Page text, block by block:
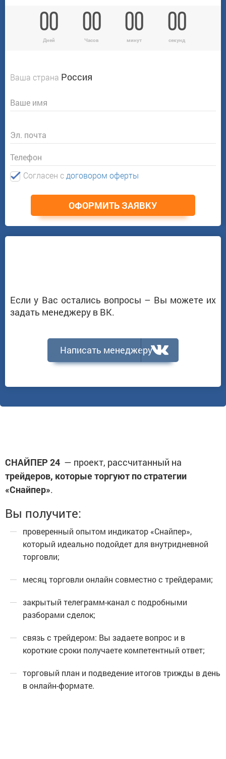
00
Дней
00
Часов
00
минут
00
секунд
Ваша страна
Ваше имя
Эл. почта
Телефон
Согласен c договором оферты
ОФОРМИТЬ ЗАЯВКУ
Если у Вас остались вопросы – Вы можете их
задать менеджеру в ВК.
Написать менеджеру
СНАЙПЕР 24 — проект, рассчитанный на
трейдеров, которые торгуют по стратегии
«Снайпер».
Вы получите:
проверенный опытом индикатор «Снайпер»,
который идеально подойдет для внутридневной
торговли;
месяц торговли онлайн совместно с трейдерами;
закрытый телеграмм-канал с подробными
разборами сделок;
связь с трейдером: Вы задаете вопрос и в
короткие сроки получаете компетентный ответ;
торговый план и подведение итогов трижды в день
в онлайн-формате.